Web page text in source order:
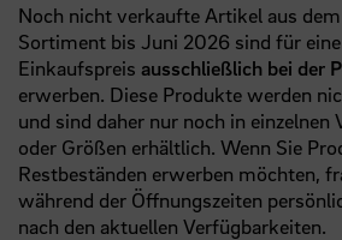
Noch nicht verkaufte Artikel aus
Sortiment bis Juni 2026 sind für
Einkaufspreis ausschließlich bei der
erwerben. Diese Produkte werden
und sind daher nur noch in einzelnen
oder Größen erhältlich. Wenn Sie
Restbeständen erwerben möchten,
während der Öffnungszeiten
nach den aktuellen Verfügbarkeiten.